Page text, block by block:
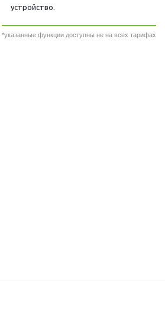
устройство.
*указанные функции доступны не на всех тарифах